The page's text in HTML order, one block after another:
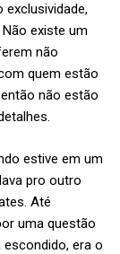
exclusividade,
existe um
não
quem estão
não estão
estive em um
pro outro
Até
uma questão
escondido, era o